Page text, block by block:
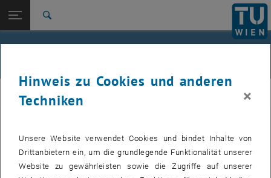
TU Login
Studium
International
Zur 1. Menü Ebene
FemPhys
Zurück: Subseiten von FemPhys auflisten
Zurück zur letzten Ebene:
FemPhys
FemPhys
VERANSTALTUNGEN VOM 14. JULI 2026
Es gibt keine Veranstaltungen in der aktuellen Ansicht.
Hinweis zu Cookies und anderen
Techniken
×
Unsere Website verwendet Cookies und bindet Inhalte von
Drittanbietern ein, um die grundlegende Funktionalität unserer
Website zu gewährleisten sowie die Zugriffe auf unserer